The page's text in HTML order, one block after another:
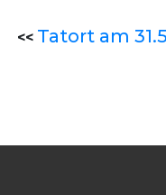
<< Tatort am